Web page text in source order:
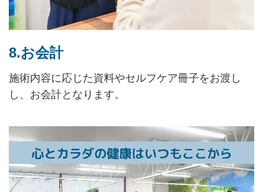
8.お会計
施術内容に応じた資料やセルフケア冊子をお渡し
し、お会計となります。